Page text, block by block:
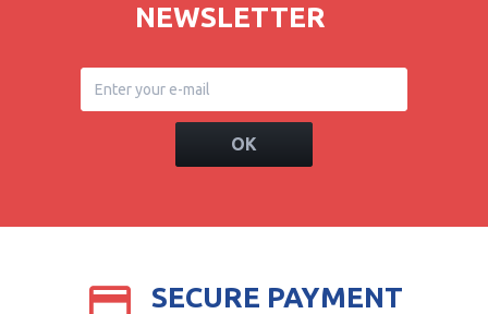
NEWSLETTER
OK
SECURE PAYMENT